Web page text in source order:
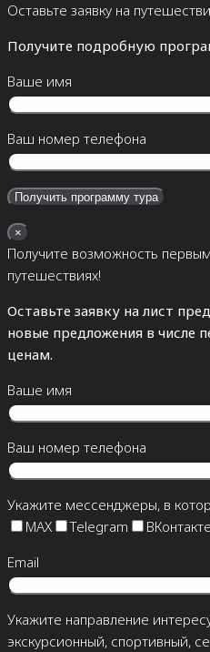
Оставьте заявку на
Получите подробную
Ваше имя
Ваш номер телефона
×
Получите возможность
путешествиях!
Оставьте заявку на лист
новые предложения в числе
ценам.
Ваше имя
Ваш номер телефона
Укажите мессенджеры, в
MAX
Telegram ВКонтакте
Email
Укажите направление
экскурсионный, спортивный,